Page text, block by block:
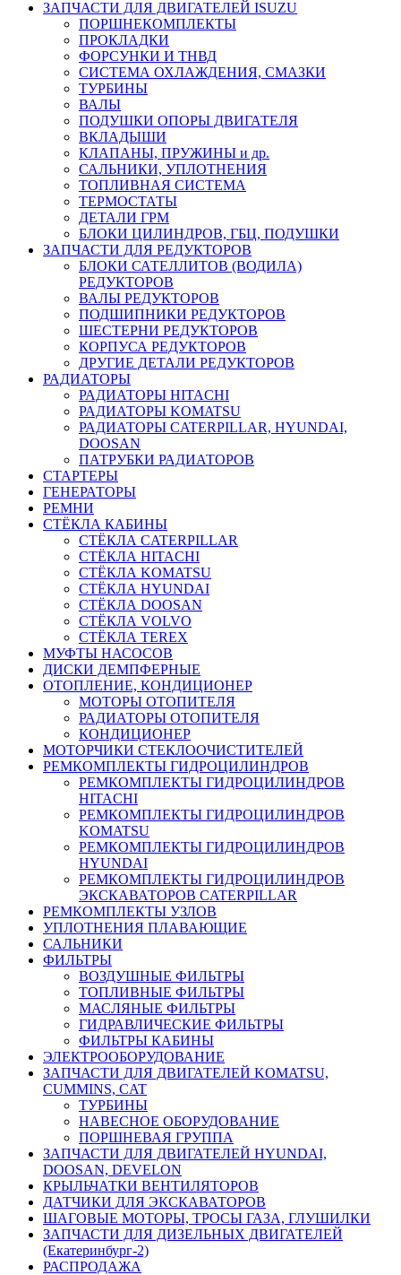
ЗАПЧАСТИ ДЛЯ ДВИГАТЕЛЕЙ ISUZU
ПОРШНЕКОМПЛЕКТЫ
ПРОКЛАДКИ
ФОРСУНКИ И ТНВД
СИСТЕМА ОХЛАЖДЕНИЯ, СМАЗКИ
ТУРБИНЫ
ВАЛЫ
ПОДУШКИ ОПОРЫ ДВИГАТЕЛЯ
ВКЛАДЫШИ
КЛАПАНЫ, ПРУЖИНЫ и др.
САЛЬНИКИ, УПЛОТНЕНИЯ
ТОПЛИВНАЯ СИСТЕМА
ТЕРМОСТАТЫ
ДЕТАЛИ ГРМ
БЛОКИ ЦИЛИНДРОВ, ГБЦ, ПОДУШКИ
ЗАПЧАСТИ ДЛЯ РЕДУКТОРОВ
БЛОКИ САТЕЛЛИТОВ (ВОДИЛА)
РЕДУКТОРОВ
ВАЛЫ РЕДУКТОРОВ
ПОДШИПНИКИ РЕДУКТОРОВ
ШЕСТЕРНИ РЕДУКТОРОВ
КОРПУСА РЕДУКТОРОВ
ДРУГИЕ ДЕТАЛИ РЕДУКТОРОВ
РАДИАТОРЫ
РАДИАТОРЫ HITACHI
РАДИАТОРЫ KOMATSU
РАДИАТОРЫ CATERPILLAR, HYUNDAI,
DOOSAN
ПАТРУБКИ РАДИАТОРОВ
СТАРТЕРЫ
ГЕНЕРАТОРЫ
РЕМНИ
СТЁКЛА КАБИНЫ
СТЁКЛА CATERPILLAR
СТЁКЛА HITACHI
СТЁКЛА KOMATSU
СТЁКЛА HYUNDAI
СТЁКЛА DOOSAN
СТЁКЛА VOLVO
СТЁКЛА TEREX
МУФТЫ НАСОСОВ
ДИСКИ ДЕМПФЕРНЫЕ
ОТОПЛЕНИЕ, КОНДИЦИОНЕР
МОТОРЫ ОТОПИТЕЛЯ
РАДИАТОРЫ ОТОПИТЕЛЯ
КОНДИЦИОНЕР
МОТОРЧИКИ СТЕКЛООЧИСТИТЕЛЕЙ
РЕМКОМПЛЕКТЫ ГИДРОЦИЛИНДРОВ
РЕМКОМПЛЕКТЫ ГИДРОЦИЛИНДРОВ
HITACHI
РЕМКОМПЛЕКТЫ ГИДРОЦИЛИНДРОВ
KOMATSU
РЕМКОМПЛЕКТЫ ГИДРОЦИЛИНДРОВ
HYUNDAI
РЕМКОМПЛЕКТЫ ГИДРОЦИЛИНДРОВ
ЭКСКАВАТОРОВ CATERPILLAR
РЕМКОМПЛЕКТЫ УЗЛОВ
УПЛОТНЕНИЯ ПЛАВАЮЩИЕ
САЛЬНИКИ
ФИЛЬТРЫ
ВОЗДУШНЫЕ ФИЛЬТРЫ
ТОПЛИВНЫЕ ФИЛЬТРЫ
МАСЛЯНЫЕ ФИЛЬТРЫ
ГИДРАВЛИЧЕСКИЕ ФИЛЬТРЫ
ФИЛЬТРЫ КАБИНЫ
ЭЛЕКТРООБОРУДОВАНИЕ
ЗАПЧАСТИ ДЛЯ ДВИГАТЕЛЕЙ KOMATSU,
CUMMINS, CAT
ТУРБИНЫ
НАВЕСНОЕ ОБОРУДОВАНИЕ
ПОРШНЕВАЯ ГРУППА
ЗАПЧАСТИ ДЛЯ ДВИГАТЕЛЕЙ HYUNDAI,
DOOSAN, DEVELON
КРЫЛЬЧАТКИ ВЕНТИЛЯТОРОВ
ДАТЧИКИ ДЛЯ ЭКСКАВАТОРОВ
ШАГОВЫЕ МОТОРЫ, ТРОСЫ ГАЗА, ГЛУШИЛКИ
ЗАПЧАСТИ ДЛЯ ДИЗЕЛЬНЫХ ДВИГАТЕЛЕЙ
(Екатеринбург-2)
РАСПРОДАЖА